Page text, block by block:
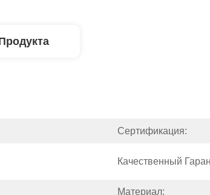
Сертификация:
Качественный
Материал: